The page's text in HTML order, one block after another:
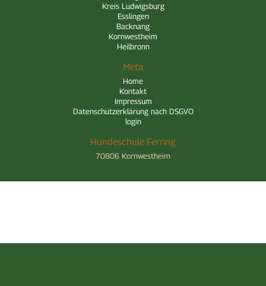
Kreis Ludwigsburg
Esslingen
Backnang
Kornwestheim
Heilbronn
Meta
Home
Kontakt
Impressum
Datenschutzerklärung nach DSGVO
login
Hundeschule Ferring
70806 Kornwestheim